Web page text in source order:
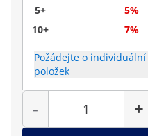
5+
5%
10+
7%
Požádejte o
položek
-
Počet
+